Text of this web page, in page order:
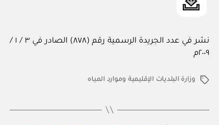
نشر في عدد الجريدة الرسمية رقم (٨٧٨) الصادر في ٣ / ١ /
٢٠٠٩م
الوسوموزارة البلديات الإقليمية وموارد المياه